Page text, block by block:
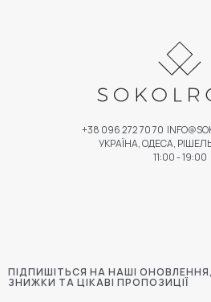
ПІДПИШІТЬСЯ НА НАШІ ОНОВЛЕННЯ,
ЗНИЖКИ ТА ЦІКАВІ ПРОПОЗИЦІЇ
+38 096 272 70 70
УКРАЇНА, ОДЕСА,
11:00 - 19:00